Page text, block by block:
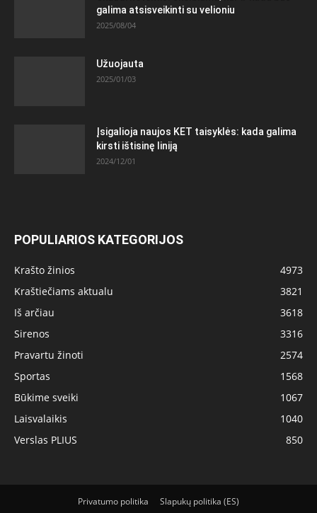
galima atsisveikinti su velioniu
2025/08/04
Užuojauta
2025/01/03
Įsigalioja naujos KET taisyklės: kada galima
kirsti ištisinę liniją
2024/12/01
POPULIARIOS KATEGORIJOS
Krašto žinios
4973
Kraštiečiams aktualu
3821
Iš arčiau
3618
Sirenos
3316
Pravartu žinoti
2574
Sportas
1568
Būkime sveiki
1067
Laisvalaikis
1040
Verslas PLIUS
850
Privatumo politika Slapukų politika (ES)